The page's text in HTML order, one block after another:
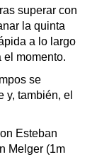
superar con
la quinta
a lo largo
el momento.
se
y, también, el
Esteban
Melger (1m